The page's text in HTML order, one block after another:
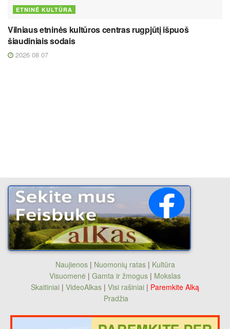
ETNINĖ KULTŪRA
Vilniaus etninės kultūros centras rugpjūtį išpuoš
šiaudiniais sodais
2026 08 07
Naujienos| Nuomonių ratas| Kultūra
Visuomenė | Gamta ir žmogus | Mokslas
Skaitiniai | VideoAlkas | Visi rašiniai | Paremkite Alką
Pradžia